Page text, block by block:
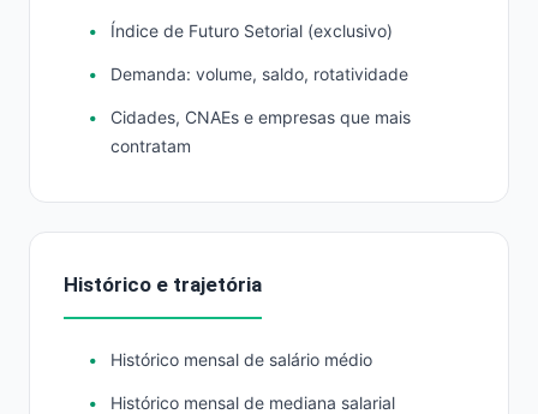
Índice de Futuro Setorial (exclusivo)
Demanda: volume, saldo, rotatividade
Cidades, CNAEs e empresas que mais
contratam
Histórico e trajetória
Histórico mensal de salário médio
Histórico mensal de mediana salarial